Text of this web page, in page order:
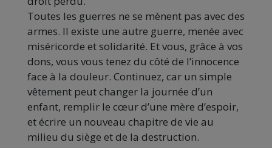
Toutes les guerres ne se mènent pas avec des
armes. Il existe une autre guerre, menée avec
miséricorde et solidarité. Et vous, grâce à vos
dons, vous vous tenez du côté de l’innocence
face à la douleur. Continuez, car un simple
vêtement peut changer la journée d’un
enfant, remplir le cœur d’une mère d’espoir,
et écrire un nouveau chapitre de vie au
milieu du siège et de la destruction.